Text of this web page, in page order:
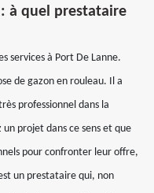
à quel prestataire
services à Port De Lanne.
de gazon en rouleau. Il a
professionnel dans la
un projet dans ce sens et que
pour confronter leur offre,
un prestataire qui, non